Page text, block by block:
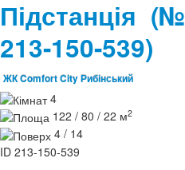
Підстанція (№
213-150-539)
ЖК Comfort City Рибінський
4
122 / 80 / 22 м2
4 / 14
ID 213-150-539